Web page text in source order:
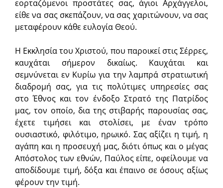
εορταζόμενοι προστάτες σας, άγιοι Αρχάγγελοι,
είθε να σας σκεπάζουν, να σας χαριτώνουν, να σας
μεταφέρουν κάθε ευλογία Θεού.
Η Εκκλησία του Χριστού, που παροικεί στις Σέρρες,
καυχάται σήμερον δικαίως. Καυχάται και
σεμνύνεται εν Κυρίω για την λαμπρά στρατιωτική
διαδρομή σας, για τις πολύτιμες υπηρεσίες σας
στο Έθνος και τον ένδοξο Στρατό της Πατρίδος
μας, τον οποίο, δια της στιβαρής παρουσίας σας,
έχετε τιμήσει και στολίσει, με έναν τρόπο
ουσιαστικό, φιλότιμο, ηρωικό. Σας αξίζει η τιμή, η
αγάπη και η προσευχή μας, διότι όπως και ο μέγας
Απόστολος των εθνών, Παύλος είπε, οφείλουμε να
αποδίδουμε τιμή, δόξα και έπαινο σε όσους αξίως
φέρουν την τιμή.